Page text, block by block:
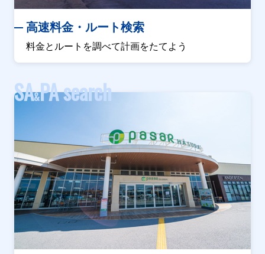
高速料金・ルート検索
料金とルートを調べて計画をたてよう
SA&PA search